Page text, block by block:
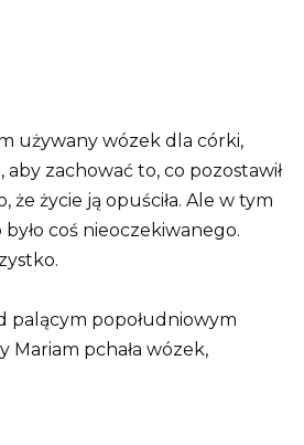
używany wózek dla córki,
aby zachować to, co pozostawił
że życie ją opuściła. Ale w tym
coś nieoczekiwanego.
palącym popołudniowym
Mariam pchała wózek,